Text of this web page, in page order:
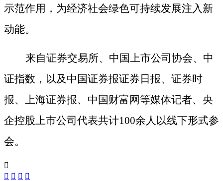
示范作用，为经济社会绿色可持续发展注入新
动能。
来自证券交易所、中国上市公司协会、中
证指数，以及 中国证券报证券日报、证券时
报、
上海证券报、 中国财富网等媒体记者、 央
企控股上市公司代表共计100余人以线下形式参
会。